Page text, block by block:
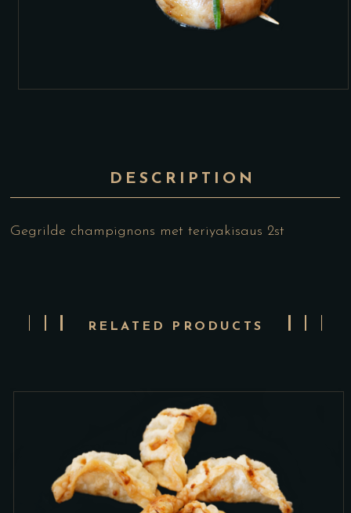
DESCRIPTION
Gegrilde champignons met teriyakisaus 2st
RELATED PRODUCTS